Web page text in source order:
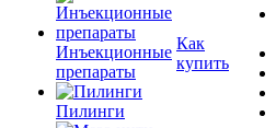
Инъекционные
препараты
Пилинги
Как
купить